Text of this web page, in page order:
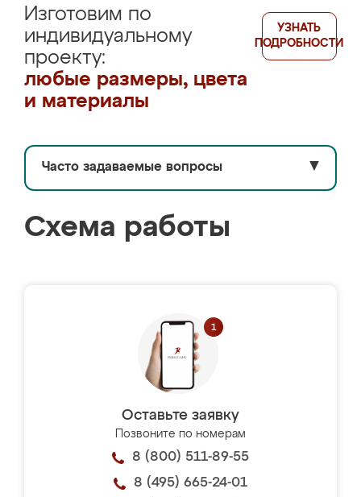
Изготовим по
индивидуальному
проекту:
любые размеры, цвета
и материалы
УЗНАТЬ
ПОДРОБНОСТИ
Часто задаваемые вопросы ▼
Схема работы
Оставьте заявку
Позвоните по номерам
8 (800) 511-89-55
8 (495) 665-24-01